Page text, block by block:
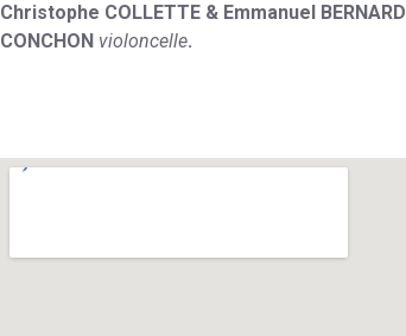
Christophe COLLETTE & Emmanuel BERNARD
CONCHON violoncelle.